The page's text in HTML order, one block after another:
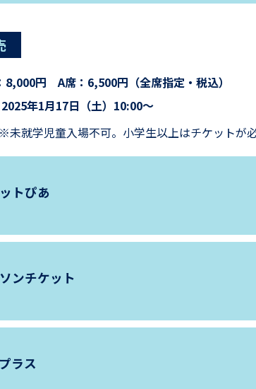
8,000円 A席：6,500円（全席指定・税込）
2025年1月17日（土）10:00～
未就学児童入場不可。小学生以上はチケットが必
トぴあ
ンチケット
ラス